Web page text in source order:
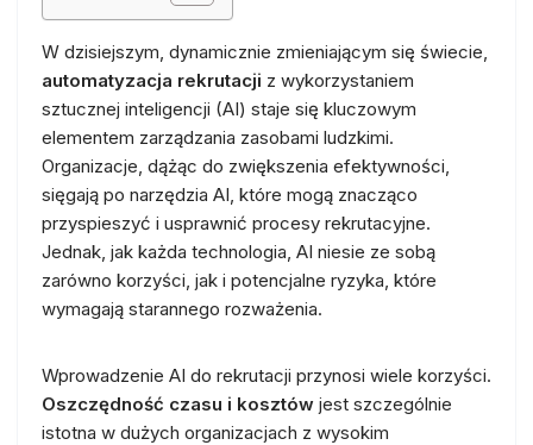
W dzisiejszym, dynamicznie zmieniającym się świecie,
automatyzacja rekrutacji z wykorzystaniem
sztucznej inteligencji (AI) staje się kluczowym
elementem zarządzania zasobami ludzkimi.
Organizacje, dążąc do zwiększenia efektywności,
sięgają po narzędzia AI, które mogą znacząco
przyspieszyć i usprawnić procesy rekrutacyjne.
Jednak, jak każda technologia, AI niesie ze sobą
zarówno korzyści, jak i potencjalne ryzyka, które
wymagają starannego rozważenia.
Wprowadzenie AI do rekrutacji przynosi wiele korzyści.
Oszczędność czasu i kosztów jest szczególnie
istotna w dużych organizacjach z wysokim